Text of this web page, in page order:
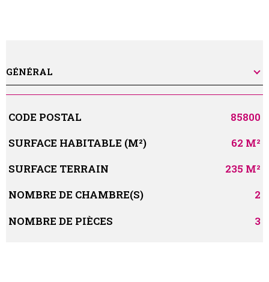
GÉNÉRAL
Caractérisque Valeurs
CODE POSTAL
85800
SURFACE HABITABLE (M²)
62 M²
SURFACE TERRAIN
235 M²
NOMBRE DE CHAMBRE(S)
2
NOMBRE DE PIÈCES
3